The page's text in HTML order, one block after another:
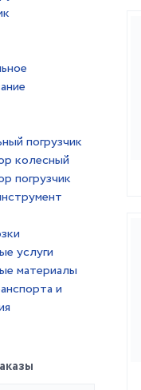
погрузчик
колесный
погрузчик
услуги
материалы
и